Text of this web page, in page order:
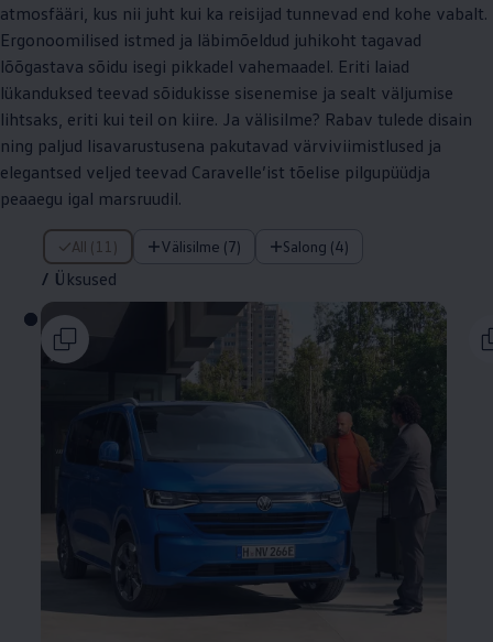
atmosfääri, kus nii juht kui ka reisijad tunnevad end kohe vabalt.
Ergonoomilised istmed ja läbimõeldud juhikoht tagavad
lõõgastava sõidu isegi pikkadel vahemaadel. Eriti laiad
lükanduksed teevad sõidukisse sisenemise ja sealt väljumise
lihtsaks, eriti kui teil on kiire. Ja välisilme? Rabav tulede disain
ning paljud lisavarustusena pakutavad värviviimistlused ja
elegantsed veljed teevad Caravelle’ist tõelise pilgupüüdja
peaaegu igal marsruudil.
All (11) Välisilme (7) Salong (4)
/ Üksused
/ Üksused